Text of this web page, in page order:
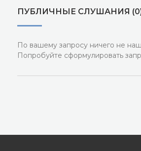
ПУБЛИЧНЫЕ СЛУШАНИЯ
По вашему запросу ничего не
Попробуйте сформулировать